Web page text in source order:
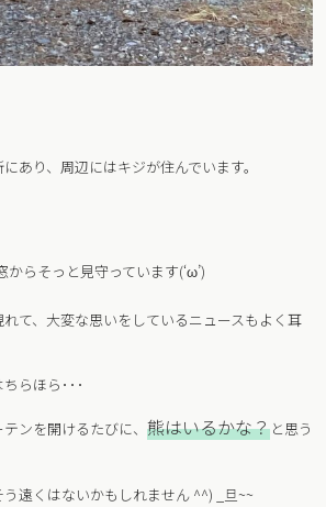
あり、周辺にはキジが住んでいます。
らそっと見守っています(‘ω’)
て、大変な思いをしているニュースもよく耳
らほら･･･
ンを開けるたびに、 熊はいるかな？と思う
遠くはないかもしれません ^^) _旦~~